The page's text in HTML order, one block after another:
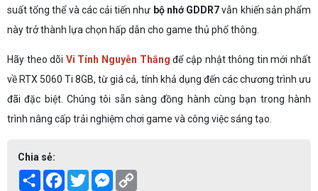
suất tổng thể và các cải tiến như bộ nhớ GDDR7vẫn khiến sản phẩm
này trở thành lựa chọn hấp dẫn cho game thủ phổ thông.
Hãy theo dõi Vi Tính Nguyễn Thắng để cập nhật thông tin mới nhất
về RTX 5060 Ti 8GB, từ giá cả, tính khả dụng đến các chương trình ưu
đãi đặc biệt. Chúng tôi sẵn sàng đồng hành cùng bạn trong hành
trình nâng cấp trải nghiệm chơi game và công việc sáng tạo.
Chia sẻ:
Share Facebook
TwitterMessenger